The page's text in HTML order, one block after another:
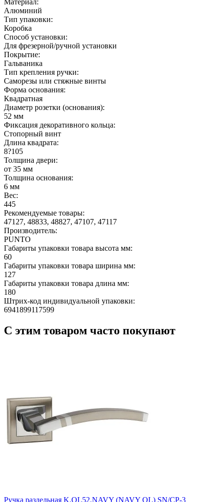
Алюминий
Тип упаковки:
Коробка
Способ установки:
Для фрезерной/ручной установки
Покрытие:
Гальваника
Тип крепления ручки:
Саморезы или стяжные винты
Форма основания:
Квадратная
Диаметр розетки (основания):
52 мм
Фиксация декоративного кольца:
Стопорный винт
Длина квадрата:
8?105
Толщина двери:
от 35 мм
Толщина основания:
6 мм
Вес:
445
Рекомендуемые товары:
47127, 48833, 48827, 47107, 47117
Производитель:
PUNTO
Габариты упаковки товара высота мм:
60
Габариты упаковки товара ширина мм:
127
Габариты упаковки товара длина мм:
180
Штрих-код индивидуальной упаковки:
6941899117599
С этим товаром часто покупают
Ручка раздельная K.QL52.NAVY (NAVY QL) SN/CP-3